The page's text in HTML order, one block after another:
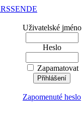
RSSENDE
Uživatelské jméno
Heslo
Zapamatovat
Zapomenuté heslo